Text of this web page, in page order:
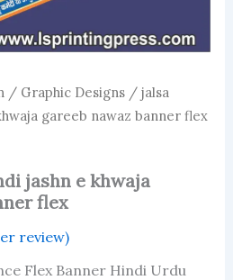
/ Graphic Designs/ jalsa
gareeb nawaz banner flex
jashn e khwaja
flex
review)
Flex Banner Hindi Urdu